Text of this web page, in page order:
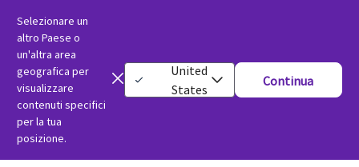
Selezionare un
altro Paese o
un'altra area
geografica per
visualizzare
contenuti specifici
per la tua
posizione.
United
States
Continua